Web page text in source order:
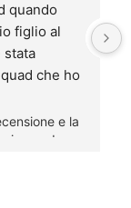
un
nella
da
Marisol e
vi
Un